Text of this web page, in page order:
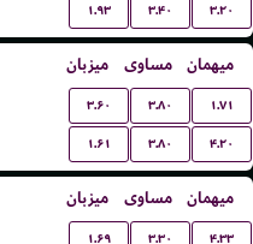
۱.۹۳ ۳.۴۰ ۳.۲۰
میزبان مساوی میهمان
۳.۶۰ ۳.۸۰ ۱.۷۱
۱.۶۱ ۳.۸۰ ۴.۲۰
میزبان مساوی میهمان
۱.۶۹ ۳.۳۰ ۴.۳۳